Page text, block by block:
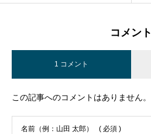
コメント
1 コメント
この記事へのコメントはありません。
名前（例：山田 太郎） ( 必須 )